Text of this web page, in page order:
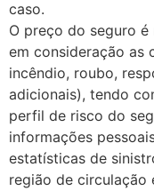
caso.
O preço do seguro
em consideração as
incêndio, roubo,
adicionais), tendo
perfil de risco do
informações
estatísticas de
região de circulação